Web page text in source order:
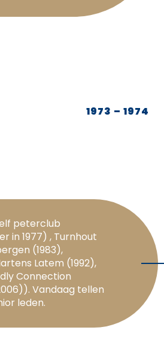
1973 – 1974
peterclub
in 1977) , Turnhout
(1983),
Latem (1992),
Connection
Vandaag tellen
leden.